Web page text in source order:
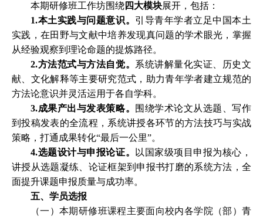
本期研修班工作坊围绕四大模块展开，包括：
1.本土实践与问题意识。 引导青年学者立足中国本土
实践，在田野与文献中培养发现真问题的学术眼光，掌握
从经验观察到理论命题的提炼路径。
2.方法范式与方法自觉。 系统讲解量化实证、历史文
献、文化解释等主要研究范式，助力青年学者建立规范的
方法论意识并灵活运用于各自学科。
3.成果产出与发表策略。
围绕学术论文从选题、写作
到投稿发表的全流程，系统讲授各环节的方法技巧与实战
策略，打通成果转化“最后一公里”。
4.选题设计与申报论证。
以国家级项目申报为核心，
讲授从选题凝练、论证框架到申报书打磨的系统方法，全
面提升课题申报质量与成功率。
五、学员选报
（一）本期研修班课程主要面向校内各学院（部）青